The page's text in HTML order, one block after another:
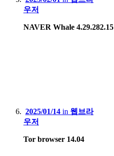
우저
NAVER Whale 4.29.282.15
2025/01/14 in 웹브라
우저
Tor browser 14.04